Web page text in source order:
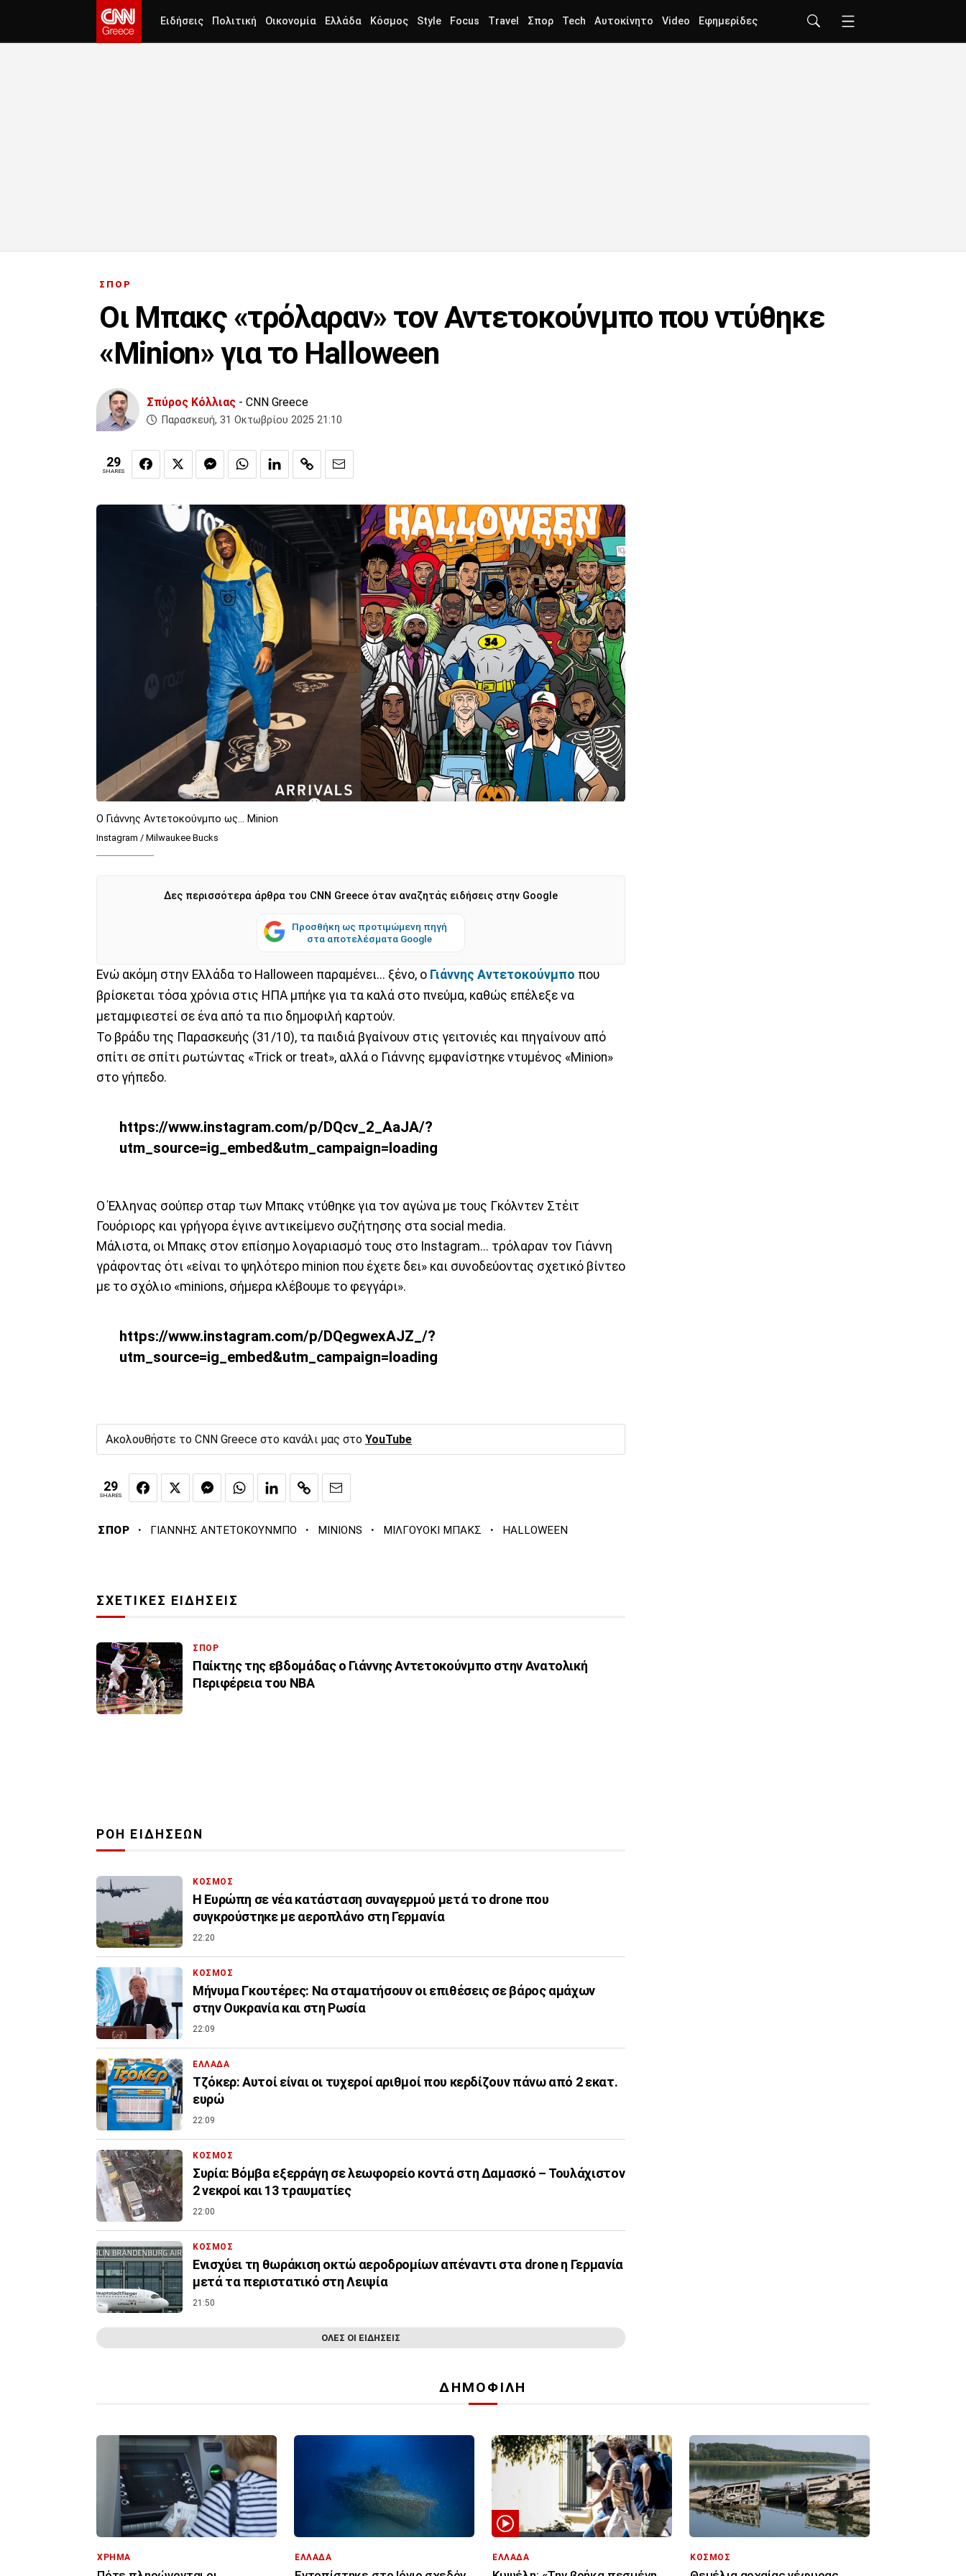
Ειδήσεις Πολιτική Οικονομία Ελλάδα Κόσμος Style Focus Travel Σπορ Tech Αυτοκίνητο Video Εφημερίδες
ΣΠΟΡ
Οι Μπακς «τρόλαραν» τον Αντετοκούνμπο που ντύθηκε
«Minion» για το Halloween
Σπύρος Κόλλιας - CNN Greece
Παρασκευή, 31 Οκτωβρίου 2025 21:10
29
SHARES
Ο Γιάννης Αντετοκούνμπο ως... Minion
Instagram / Milwaukee Bucks
Δες περισσότερα άρθρα του CNN Greece όταν αναζητάς ειδήσεις στην Google
Προσθήκη ως προτιμώμενη πηγή
στα αποτελέσματα Google
Ενώ ακόμη στην Ελλάδα το Halloween παραμένει... ξένο, ο Γιάννης Αντετοκούνμπο που
βρίσκεται τόσα χρόνια στις ΗΠΑ μπήκε για τα καλά στο πνεύμα, καθώς επέλεξε να
μεταμφιεστεί σε ένα από τα πιο δημοφιλή καρτούν.
Το βράδυ της Παρασκευής (31/10), τα παιδιά βγαίνουν στις γειτονιές και πηγαίνουν από
σπίτι σε σπίτι ρωτώντας «Trick or treat», αλλά ο Γιάννης εμφανίστηκε ντυμένος «Minion»
στο γήπεδο.
https://www.instagram.com/p/DQcv_2_AaJA/?
utm_source=ig_embed&utm_campaign=loading
Ο Έλληνας σούπερ σταρ των Μπακς ντύθηκε για τον αγώνα με τους Γκόλντεν Στέιτ
Γουόριορς και γρήγορα έγινε αντικείμενο συζήτησης στα social media.
Μάλιστα, οι Μπακς στον επίσημο λογαριασμό τους στο Instagram... τρόλαραν τον Γιάννη
γράφοντας ότι «είναι το ψηλότερο minion που έχετε δει» και συνοδεύοντας σχετικό βίντεο
με το σχόλιο «minions, σήμερα κλέβουμε το φεγγάρι».
https://www.instagram.com/p/DQegwexAJZ_/?
utm_source=ig_embed&utm_campaign=loading
Ακολουθήστε το CNN Greece στο κανάλι μας στο YouTube
29
SHARES
ΣΠΟΡ · ΓΙΑΝΝΗΣ ΑΝΤΕΤΟΚΟΥΝΜΠΟ · MINIONS · ΜΙΛΓΟΥΟΚΙ ΜΠΑΚΣ · HALLOWEEN
ΣΧΕΤΙΚΕΣ ΕΙΔΗΣΕΙΣ
ΣΠΟΡ
Παίκτης της εβδομάδας ο Γιάννης Αντετοκούνμπο στην Ανατολική
Περιφέρεια του ΝΒΑ
ΡΟΗ ΕΙΔΗΣΕΩΝ
ΚΟΣΜΟΣ
Η Ευρώπη σε νέα κατάσταση συναγερμού μετά το drone που
συγκρούστηκε με αεροπλάνο στη Γερμανία
22:20
ΚΟΣΜΟΣ
Μήνυμα Γκουτέρες: Να σταματήσουν οι επιθέσεις σε βάρος αμάχων
στην Ουκρανία και στη Ρωσία
22:09
ΕΛΛΑΔΑ
Τζόκερ: Αυτοί είναι οι τυχεροί αριθμοί που κερδίζουν πάνω από 2 εκατ.
ευρώ
22:09
ΚΟΣΜΟΣ
Συρία: Βόμβα εξερράγη σε λεωφορείο κοντά στη Δαμασκό – Τουλάχιστον
2 νεκροί και 13 τραυματίες
22:00
ΚΟΣΜΟΣ
Ενισχύει τη θωράκιση οκτώ αεροδρομίων απέναντι στα drone η Γερμανία
μετά τα περιστατικό στη Λειψία
21:50
ΟΛΕΣ ΟΙ ΕΙΔΗΣΕΙΣ
ΔΗΜΟΦΙΛΗ
ΧΡΗΜΑ ΕΛΛΑΔΑ ΕΛΛΑΔΑ ΚΟΣΜΟΣ